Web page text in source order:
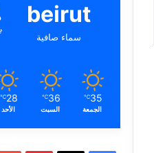
beirut
سماء صافية
35
℃
الجمعة
36
℃
السبت
28
℃
الأحد